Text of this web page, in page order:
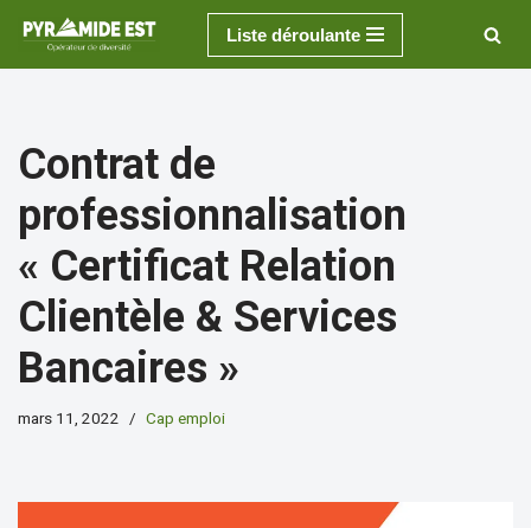
Aller
Liste déroulante
Contrat de
professionnalisation
« Certificat Relation
Clientèle & Services
Bancaires »
mars 11, 2022 Cap emploi